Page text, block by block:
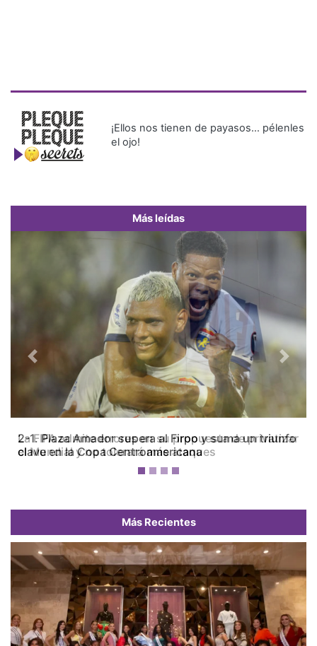
¡Ellos nos tienen de payasos… pélenles
el ojo!
Más leídas
La FIFA admite errores en su propuesta de privatizar
el Mundial y no tolerará más ataques
Previous Next
Más Recientes